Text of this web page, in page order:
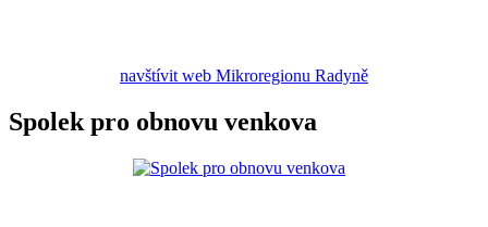
navštívit web Mikroregionu Radyně
Spolek pro obnovu venkova